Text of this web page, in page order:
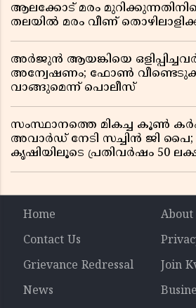
ആലക്കോട് മരം
തലയിൽ മരം വീണ്
അർജുൻ ആയങ്കിയെ
അന്വേഷണം; ഫോൺ
വാങ്ങുമെന്ന് പൊലീസ്
സംസ്ഥാനത്തെ മികച്ച കൂൺ
അവാർഡ് നേടി സച്ചിൻ ജി
കൃഷിയിലൂടെ പ്രതിവർഷം 50
Home
About
Contact Us
Grievance Redressal
Join
News